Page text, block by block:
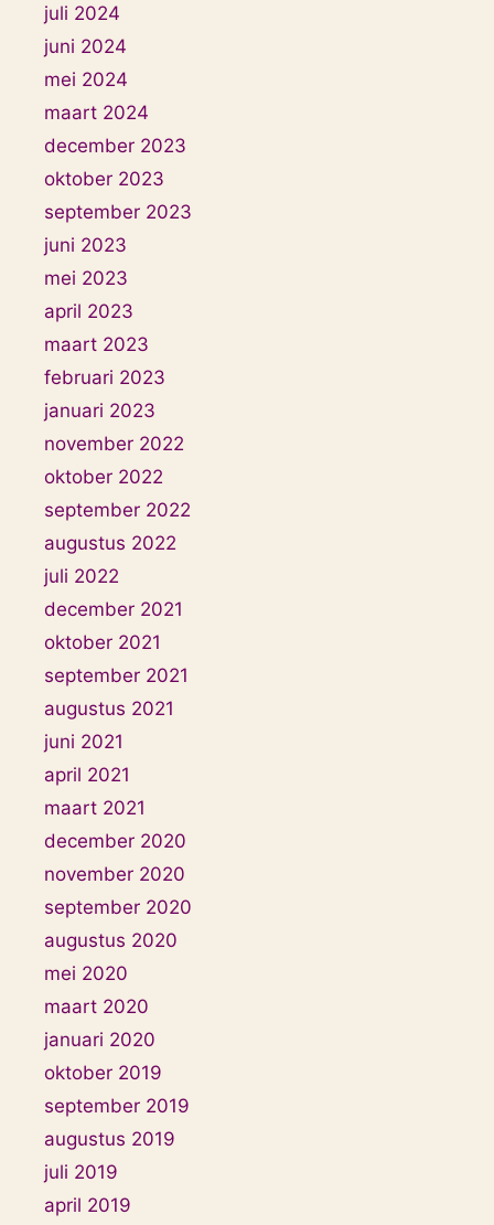
juli 2024
juni 2024
mei 2024
maart 2024
december 2023
oktober 2023
september 2023
juni 2023
mei 2023
april 2023
maart 2023
februari 2023
januari 2023
november 2022
oktober 2022
september 2022
augustus 2022
juli 2022
december 2021
oktober 2021
september 2021
augustus 2021
juni 2021
april 2021
maart 2021
december 2020
november 2020
september 2020
augustus 2020
mei 2020
maart 2020
januari 2020
oktober 2019
september 2019
augustus 2019
juli 2019
april 2019